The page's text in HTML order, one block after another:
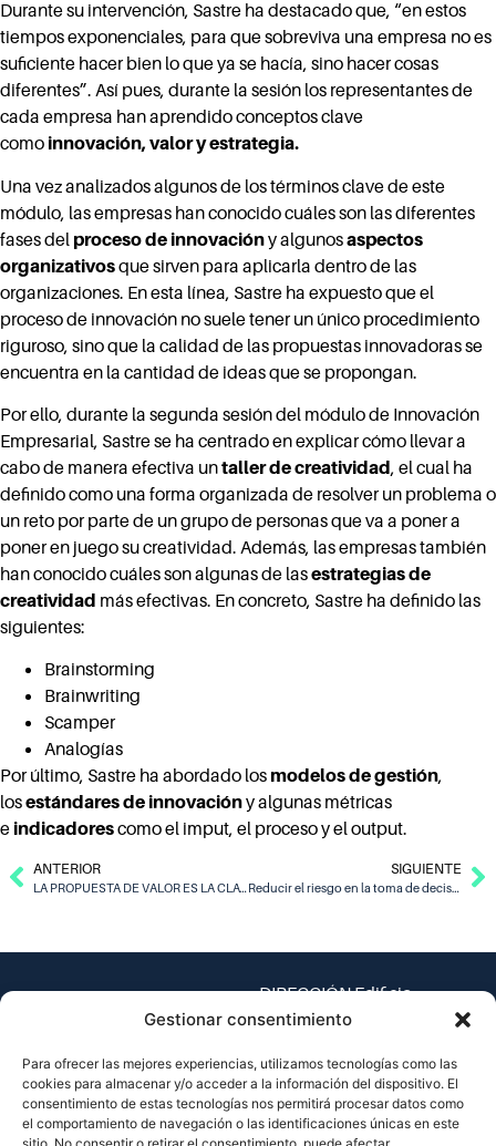
Gestionar consentimiento
Para ofrecer las mejores experiencias, utilizamos tecnologías como las
cookies para almacenar y/o acceder a la información del dispositivo. El
consentimiento de estas tecnologías nos permitirá procesar datos como
el comportamiento de navegación o las identificaciones únicas en este
Durante su intervención, Sastre ha destacado que, “en estos
tiempos exponenciales, para que sobreviva una empresa no es
suficiente hacer bien lo que ya se hacía, sino hacer cosas
diferentes”. Así pues, durante la sesión los representantes de
cada empresa han aprendido conceptos clave
como innovación, valor yestrategia.
Una vez analizados algunos de los términos clave de este
módulo, las empresas han conocido cuáles son las diferentes
fases del proceso de innovacióny algunosaspectos
organizativosque sirven para aplicarla dentro de las
organizaciones. En esta línea, Sastre ha expuesto que el
proceso de innovación no suele tener un único procedimiento
riguroso, sino que la calidad de las propuestas innovadoras se
encuentra en la cantidad de ideas que se propongan.
Por ello, durante la segunda sesión del módulo de Innovación
Empresarial, Sastre se ha centrado en explicar cómo llevar a
cabo de manera efectiva untaller de creatividad, el cual ha
definido como una forma organizada de resolver un problema o
un reto por parte de un grupo de personas que va a poner a
poner en juego su creatividad. Además, las empresas también
han conocido cuáles son algunas de lasestrategias de
creatividad más efectivas. En concreto, Sastre ha definido las
siguientes:
Brainstorming
Brainwriting
Scamper
Analogías
Por último, Sastre ha abordado los modelos de gestión,
losestándares de innovacióny algunas métricas
e indicadorescomo el imput, el proceso y el output.
ANTERIOR
LA PROPUESTA DE VALOR ES LA CLAVE PARA VENDER
SIGUIENTE
Reducir el riesgo en la toma de decisiones a través de la Vigilancia Tecnológica
DIRECCIÓN Edificio
Espaitec 1, Universitat
Baynat, s/n
12071 Castellón de la
Plana, España